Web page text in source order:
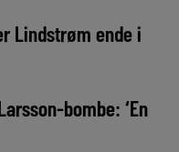
Lindstrøm ende i
bombe: ‘En